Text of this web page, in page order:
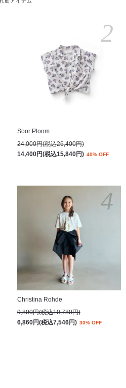
Soor Ploom
24,000円(税込26,400円)
14,400円(税込15,840円) 40% OFF
2
Christina Rohde
9,800円(税込10,780円)
6,860円(税込7,546円) 30% OFF
4